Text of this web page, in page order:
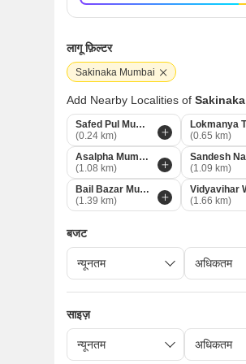
लागू फ़िल्टर
Sakinaka Mumbai
Add Nearby Localities of Sakinaka
Safed Pul Mumbai
(0.24 km)
(0.65 km)
Asalpha Mumbai
(1.08 km)
(1.09 km)
Bail Bazar Mumbai
(1.39 km)
(1.66 km)
बजट
साइज़